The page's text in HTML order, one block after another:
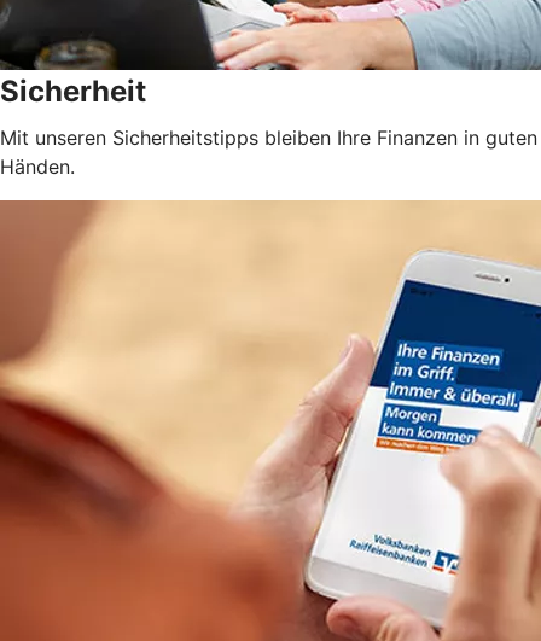
Sicherheit
Mit unseren Sicherheitstipps bleiben Ihre Finanzen in guten
Händen.